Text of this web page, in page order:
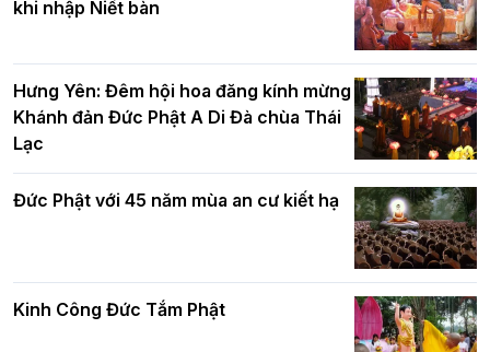
chúc mừng Phật đản BTS GHPGVN TP.
Hà Nội
Hơn 5.000 người tham dự diễu hành,
15/8/2021)
Tinh thần yêu nước của Phật giáo
Phật giáo chính tín Phần 9: Giải thích
khi nhập Niết bàn
Hưng Yên: Đêm hội hoa đăng kính mừng
Khánh đản Đức Phật A Di Đà chùa Thái
Lạc
Đức Phật với 45 năm mùa an cư kiết hạ
Kinh Công Đức Tắm Phật